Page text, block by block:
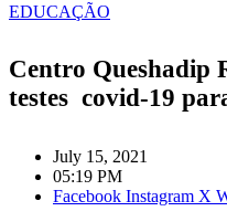
EDUCAÇÃO
Centro Queshadip
testes covid-19
July 15, 2021
05:19 PM
Facebook Instagram X